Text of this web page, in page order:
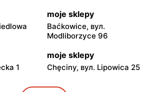
moje sklepy
Baćkowice, вул.
Modliborzyce 96
1
moje sklepy
Chęciny, вул. Lipowica 25
moje sklepy